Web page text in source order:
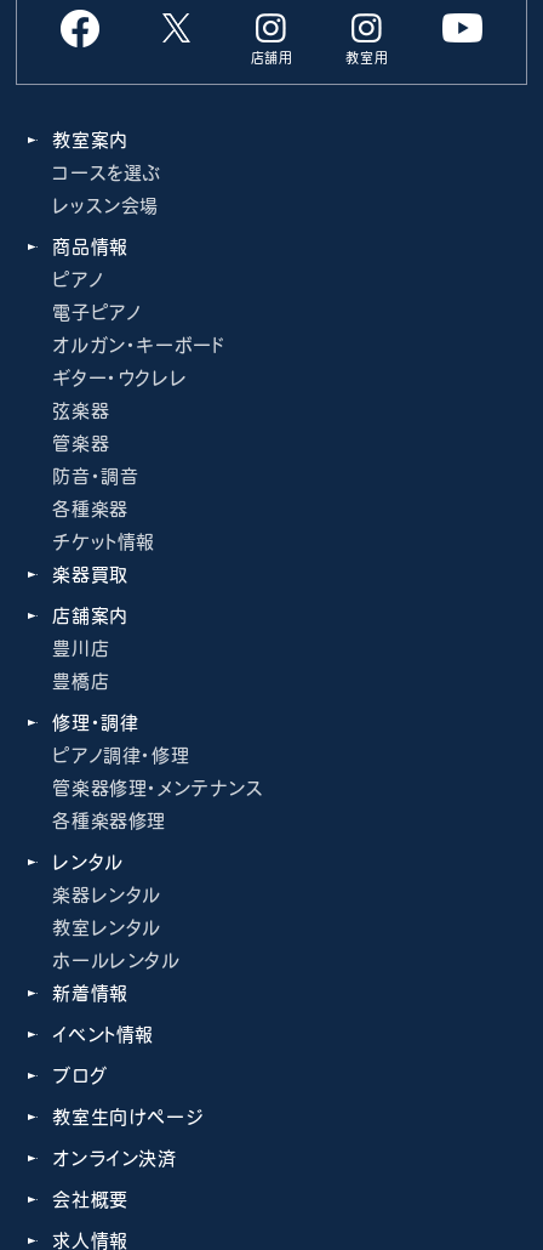
店舗用 教室用
教室案内
コースを選ぶ
レッスン会場
商品情報
ピアノ
電子ピアノ
オルガン・キーボード
ギター・ウクレレ
弦楽器
管楽器
防音・調音
各種楽器
チケット情報
楽器買取
店舗案内
豊川店
豊橋店
修理・調律
ピアノ調律・修理
管楽器修理・メンテナンス
各種楽器修理
レンタル
楽器レンタル
教室レンタル
ホールレンタル
新着情報
イベント情報
ブログ
教室生向けページ
オンライン決済
会社概要
求人情報